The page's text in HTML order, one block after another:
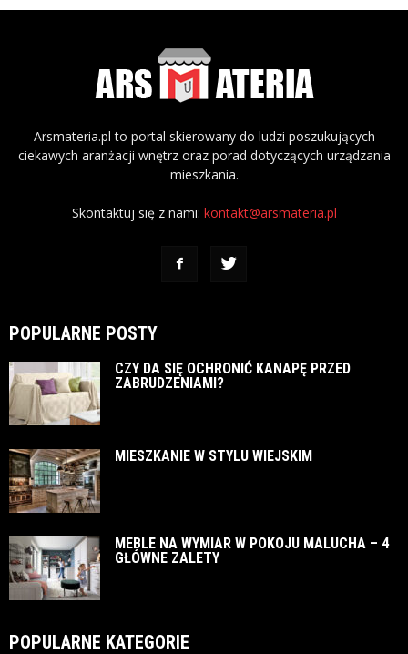
Arsmateria.pl to portal skierowany do ludzi poszukujących
ciekawych aranżacji wnętrz oraz porad dotyczących urządzania
mieszkania.
Skontaktuj się z nami: kontakt@arsmateria.pl
POPULARNE POSTY
CZY DA SIĘ OCHRONIĆ KANAPĘ PRZED
ZABRUDZENIAMI?
MIESZKANIE W STYLU WIEJSKIM
MEBLE NA WYMIAR W POKOJU MALUCHA – 4
GŁÓWNE ZALETY
POPULARNE KATEGORIE